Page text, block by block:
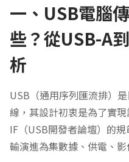
一、USB電腦
些？從USB-A
析
USB（通用序列匯流排）
線，其設計初衷是為了實
IF（USB開發者論壇）的
輸演進為集數據、供電、